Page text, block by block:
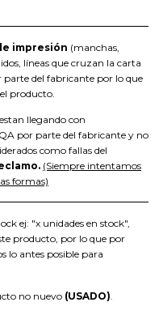
impresión (manchas,
líneas que cruzan la carta
del fabricante por lo que
producto.
estan llegando con
por parte del fabricante y no
como fallas del
(Siempre intentamos
formas)
ej: "x unidades en stock",
producto, por lo que por
lo antes posible para
no nuevo (USADO)